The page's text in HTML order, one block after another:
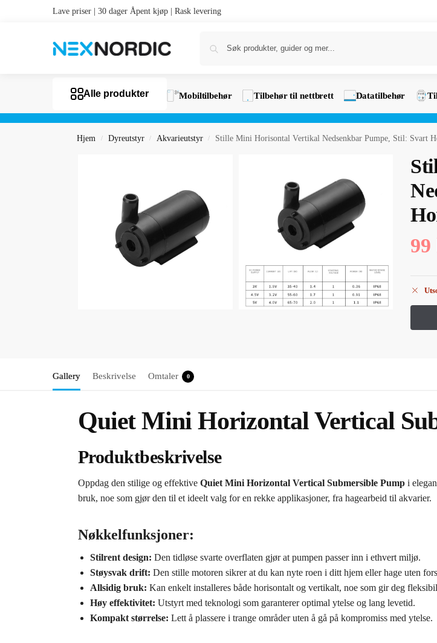
Lave priser | 30 dager Åpent kjøp | Rask levering
Alle produkter Mobiltilbehør Tilbehør til nettbrett Datatilbehør
Hjem / Dyreutstyr / Akvarieutstyr / Stille Mini Horisontal Vertikal Nedsenkbar Pumpe, Stil: Svart
99
Gallery Beskrivelse Omtaler 0
Quiet Mini Horizontal Vertical
Produktbeskrivelse
Oppdag den stilige og effektive Quiet Mini Horizontal Vertical Submersible Pumpi
bruk, noe som gjør den til et ideelt valg for en rekke applikasjoner, fra hagearbeid til akvarier.
Nøkkelfunksjoner:
Stilrent design: Den tidløse svarte overflaten gjør at pumpen passer inn i ethvert miljø.
Støysvak drift: Den stille motoren sikrer at du kan nyte roen i ditt hjem eller hage uten
Allsidig bruk: Kan enkelt installeres både horisontalt og vertikalt, noe som gir deg
Høy effektivitet: Utstyrt med teknologi som garanterer optimal ytelse og lang levetid.
Kompakt størrelse: Lett å plassere i trange områder uten å gå på kompromiss med ytelse.